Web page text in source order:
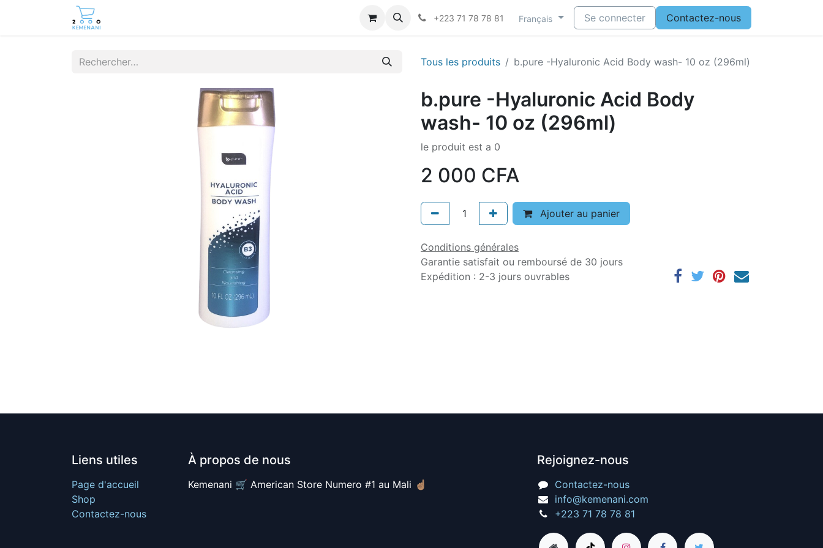
+223 71 78 78 81 Français Se connecter Contactez-nous
Tous les produits b.pure -Hyaluronic Acid Body wash- 10 oz (296ml)
b.pure -Hyaluronic Acid Body
wash- 10 oz (296ml)
le produit est a 0
2 000 CFA
Ajouter au panier
Conditions générales
Garantie satisfait ou remboursé de 30 jours
Expédition : 2-3 jours ouvrables
Liens utiles
Page d'accueil
Shop
Contactez-nous
À propos de nous
Kemenani 🛒 American Store Numero #1 au Mali ☝🏽
Rejoignez-nous
Contactez-nous
info@kemenani.com
+223 71 78 78 81